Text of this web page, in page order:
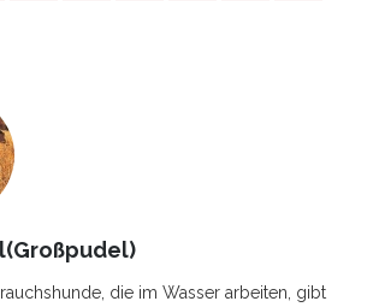
die im Wasser arbeiten, gibt